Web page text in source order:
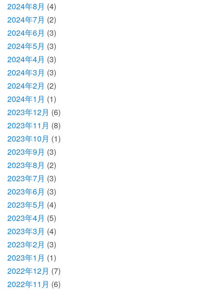
2024年8月 (4)
2024年7月 (2)
2024年6月 (3)
2024年5月 (3)
2024年4月 (3)
2024年3月 (3)
2024年2月 (2)
2024年1月 (1)
2023年12月 (6)
2023年11月 (8)
2023年10月 (1)
2023年9月 (3)
2023年8月 (2)
2023年7月 (3)
2023年6月 (3)
2023年5月 (4)
2023年4月 (5)
2023年3月 (4)
2023年2月 (3)
2023年1月 (1)
2022年12月 (7)
2022年11月 (6)